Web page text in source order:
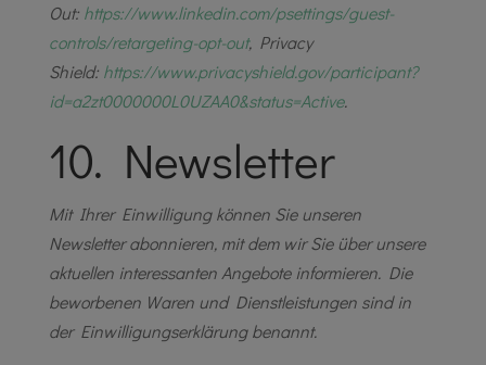
Out: https://www.linkedin.com/psettings/guest-
controls/retargeting-opt-out, Privacy
Shield: https://www.privacyshield.gov/participant?
id=a2zt0000000L0UZAA0&status=Active.
10. Newsletter
Mit Ihrer Einwilligung können Sie unseren
Newsletter abonnieren, mit dem wir Sie über unsere
aktuellen interessanten Angebote informieren. Die
beworbenen Waren und Dienstleistungen sind in
der Einwilligungserklärung benannt.